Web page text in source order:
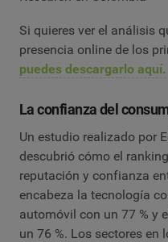
Si quieres ver el análisis
presencia online de los
puedes descargarlo aquí.
La confianza del
Un estudio realizado por
descubrió cómo el
reputación y confianza
encabeza la tecnología
automóvil con un 77 % y
un 76 %. Los sectores en